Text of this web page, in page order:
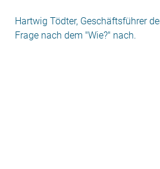
Hartwig Tödter, Geschäftsführer
Frage nach dem "Wie?" nach.